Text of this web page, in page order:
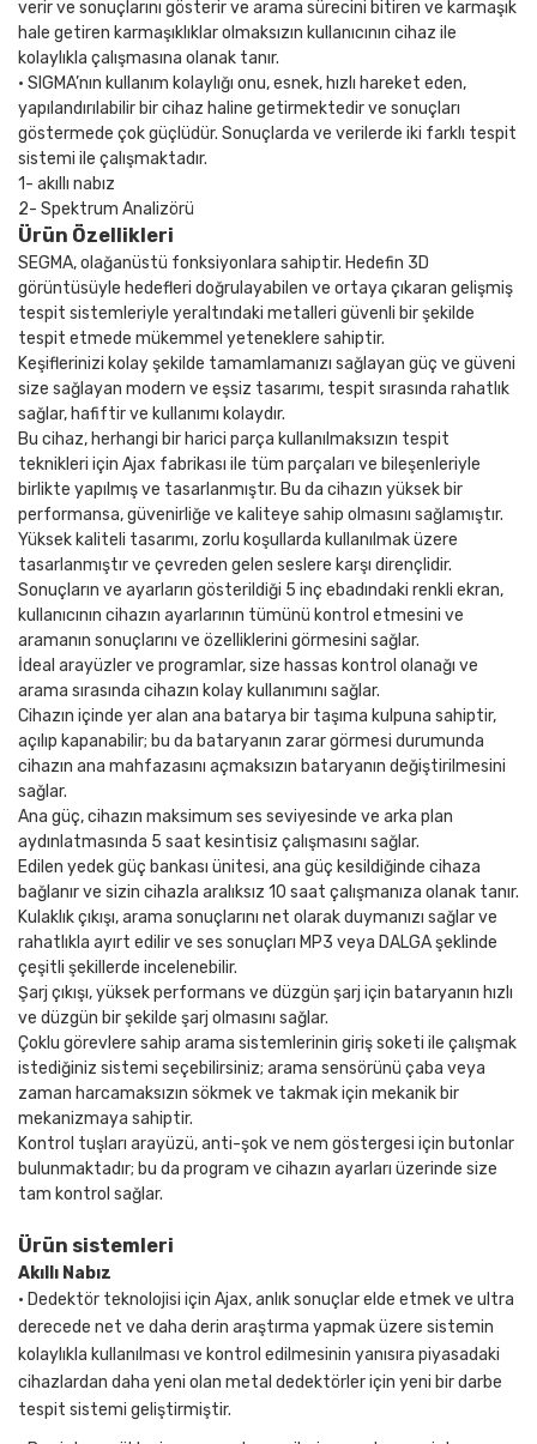
verir ve sonuçlarını gösterir ve arama sürecini bitiren ve karmaşık
hale getiren karmaşıklıklar olmaksızın kullanıcının cihaz ile
kolaylıkla çalışmasına olanak tanır.
• SIGMA’nın kullanım kolaylığı onu, esnek, hızlı hareket eden,
yapılandırılabilir bir cihaz haline getirmektedir ve sonuçları
göstermede çok güçlüdür. Sonuçlarda ve verilerde iki farklı tespit
sistemi ile çalışmaktadır.
1- akıllı nabız
2- Spektrum Analizörü
Ürün Özellikleri
SEGMA, olağanüstü fonksiyonlara sahiptir. Hedefin 3D
görüntüsüyle hedefleri doğrulayabilen ve ortaya çıkaran gelişmiş
tespit sistemleriyle yeraltındaki metalleri güvenli bir şekilde
tespit etmede mükemmel yeteneklere sahiptir.
Keşiflerinizi kolay şekilde tamamlamanızı sağlayan güç ve güveni
size sağlayan modern ve eşsiz tasarımı, tespit sırasında rahatlık
sağlar, hafiftir ve kullanımı kolaydır.
Bu cihaz, herhangi bir harici parça kullanılmaksızın tespit
teknikleri için Ajax fabrikası ile tüm parçaları ve bileşenleriyle
birlikte yapılmış ve tasarlanmıştır. Bu da cihazın yüksek bir
performansa, güvenirliğe ve kaliteye sahip olmasını sağlamıştır.
Yüksek kaliteli tasarımı, zorlu koşullarda kullanılmak üzere
tasarlanmıştır ve çevreden gelen seslere karşı dirençlidir.
Sonuçların ve ayarların gösterildiği 5 inç ebadındaki renkli ekran,
kullanıcının cihazın ayarlarının tümünü kontrol etmesini ve
aramanın sonuçlarını ve özelliklerini görmesini sağlar.
İdeal arayüzler ve programlar, size hassas kontrol olanağı ve
arama sırasında cihazın kolay kullanımını sağlar.
Cihazın içinde yer alan ana batarya bir taşıma kulpuna sahiptir,
açılıp kapanabilir; bu da bataryanın zarar görmesi durumunda
cihazın ana mahfazasını açmaksızın bataryanın değiştirilmesini
sağlar.
Ana güç, cihazın maksimum ses seviyesinde ve arka plan
aydınlatmasında 5 saat kesintisiz çalışmasını sağlar.
Edilen yedek güç bankası ünitesi, ana güç kesildiğinde cihaza
bağlanır ve sizin cihazla aralıksız 10 saat çalışmanıza olanak tanır.
Kulaklık çıkışı, arama sonuçlarını net olarak duymanızı sağlar ve
rahatlıkla ayırt edilir ve ses sonuçları MP3 veya DALGA şeklinde
çeşitli şekillerde incelenebilir.
Şarj çıkışı, yüksek performans ve düzgün şarj için bataryanın hızlı
ve düzgün bir şekilde şarj olmasını sağlar.
Çoklu görevlere sahip arama sistemlerinin giriş soketi ile çalışmak
istediğiniz sistemi seçebilirsiniz; arama sensörünü çaba veya
zaman harcamaksızın sökmek ve takmak için mekanik bir
mekanizmaya sahiptir.
Kontrol tuşları arayüzü, anti-şok ve nem göstergesi için butonlar
bulunmaktadır; bu da program ve cihazın ayarları üzerinde size
tam kontrol sağlar.
Ürün sistemleri
Akıllı Nabız
• Dedektör teknolojisi için Ajax, anlık sonuçlar elde etmek ve ultra
derecede net ve daha derin araştırma yapmak üzere sistemin
kolaylıkla kullanılması ve kontrol edilmesinin yanısıra piyasadaki
cihazlardan daha yeni olan metal dedektörler için yeni bir darbe
tespit sistemi geliştirmiştir.